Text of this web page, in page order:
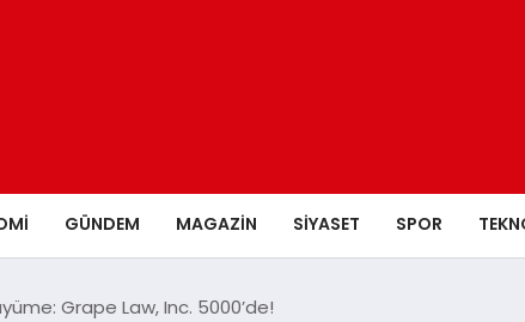
GÜNDEM MAGAZIN SIYASET SPOR
Grape Law, Inc. 5000’de!